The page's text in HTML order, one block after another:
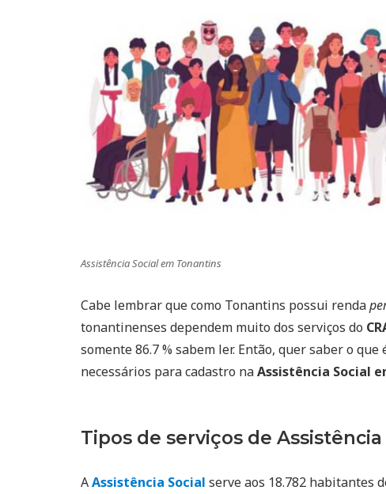
Assistência Social em Tonantins
Cabe lembrar que como Tonantins possui renda
tonantinenses dependem muito dos serviços do
somente 86.7 % sabem ler. Então, quer saber o
necessários para cadastro naAssistência Social
Tipos de serviços de Assistência
AAssistência Social serve aos 18.782 habitantes